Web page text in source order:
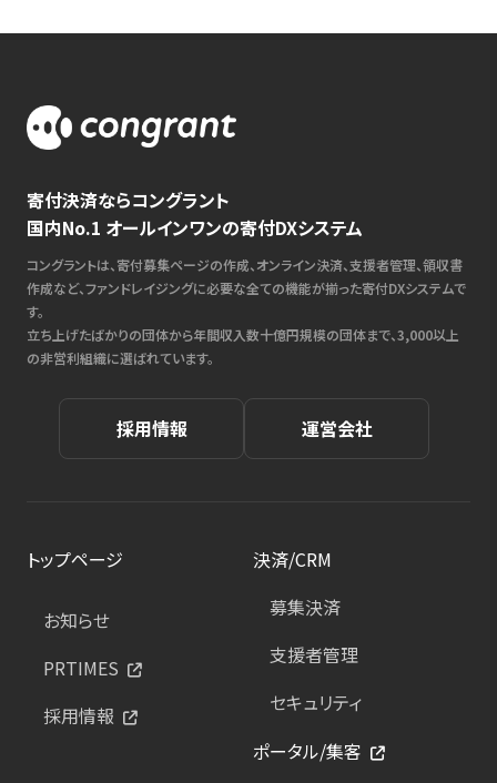
寄付決済ならコングラント
国内No.1 オールインワンの寄付DXシステム
コングラントは、寄付募集ページの作成、オンライン決済、支援者管理、領収書
作成など、ファンドレイジングに必要な全ての機能が揃った寄付DXシステムで
す。
立ち上げたばかりの団体から年間収入数十億円規模の団体まで、3,000以上
の非営利組織に選ばれています。
採用情報 運営会社
トップページ
お知らせ
PRTIMES
採用情報
決済/CRM
募集決済
支援者管理
セキュリティ
ポータル/集客